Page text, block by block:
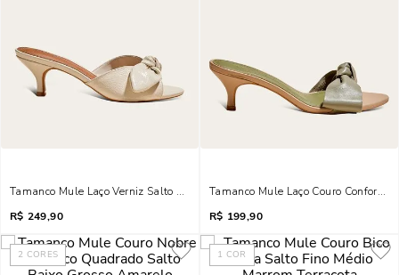
Tamanco Mule Laço Verniz Salto Fino Baixo Off White
R$ 249,90
Tamanco Mule Laço Couro Confort
R$ 199,90
2 CORES 1 COR